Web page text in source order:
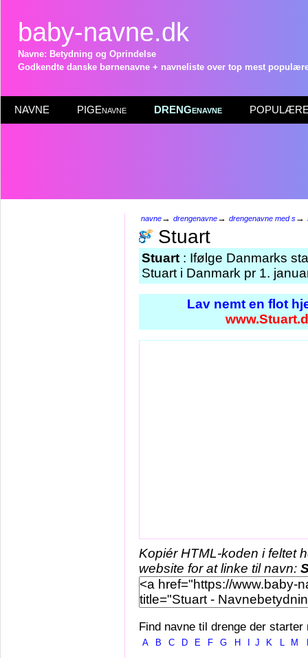
baby-navne.dk
Navne: Betydning og Oprindelse
Godkendte danske børnenavne + navneliste over top mest
NAVNE PIGEnavne DRENGenavne POPULÆRE
navne→ drengenavne→ drengenavne med s→
Stuart
Stuart : Ifølge Danmarks
Stuart i Danmark pr 1.
Lav nemt en flot
Kopiér HTML-koden i feltet
website for at linke til navn:
Find navne til drenge der starter
A B C D E F G H J K L M